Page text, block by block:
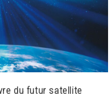
du futur satellite